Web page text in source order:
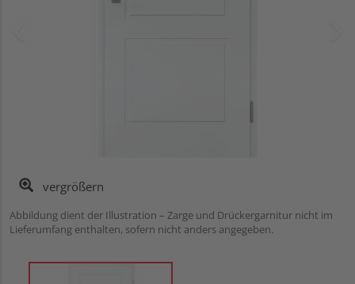
vergrößern
Abbildung dient der Illustration – Zarge und Drückergarnitur nicht im
Lieferumfang enthalten, sofern nicht anders angegeben.